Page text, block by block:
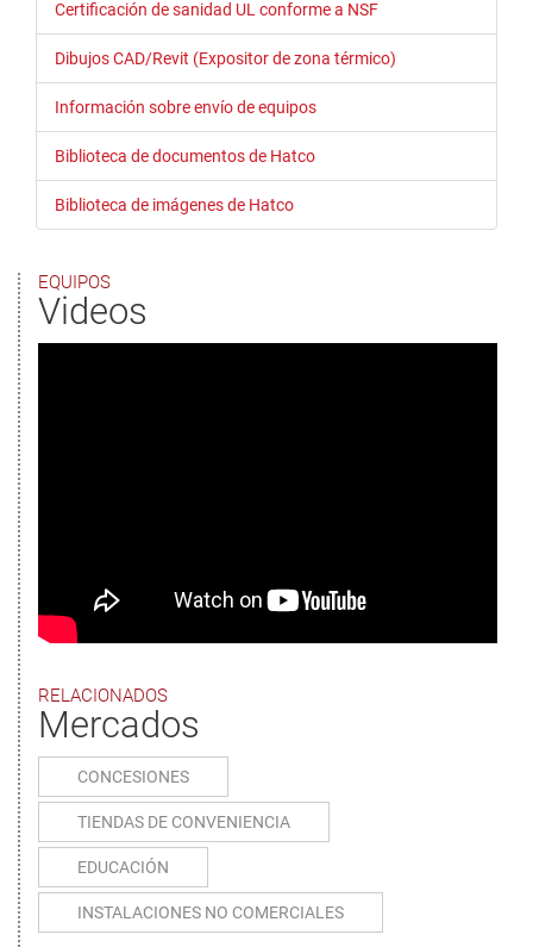
Certificación de sanidad UL conforme a NSF
Dibujos CAD/Revit (Expositor de zona térmico)
Información sobre envío de equipos
Biblioteca de documentos de Hatco
Biblioteca de imágenes de Hatco
EQUIPOS
Videos
RELACIONADOS
Mercados
CONCESIONES
TIENDAS DE CONVENIENCIA
EDUCACIÓN
INSTALACIONES NO COMERCIALES